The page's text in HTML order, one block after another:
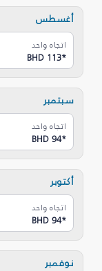
أغسطس
اتجاه واحد
BHD 113*
سبتمبر
اتجاه واحد
BHD 94*
أكتوبر
اتجاه واحد
BHD 94*
نوفمبر